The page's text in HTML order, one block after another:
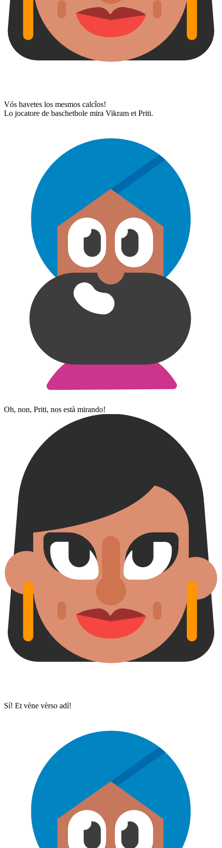
Vós havetes los mesmos calcîos!
Lo jocatore de baschetbole mira Vikram et Priti.
Oh, non, Priti, nos està mirando!
Sí! Et vène vèrso adí!